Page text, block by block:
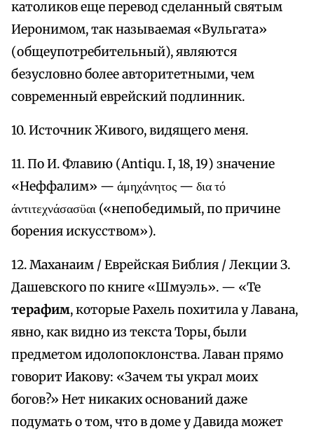
католиков еще перевод сделанный святым
Иеронимом, так называемая «Вульгата»
(общеупотребительный), являются
безусловно более авторитетными, чем
современный еврейский подлинник.
10. Источник Живого, видящего меня.
11. По И. Флавию (Antiqu. I, 18, 19) значение
«Неффалим» — άμηχάνητος — δια τό
άντιτεχνάσασϋαι («непобедимый, по причине
борения искусством»).
12. Маханаим / Еврейская Библия / Лекции З.
Дашевского по книге «Шмуэль». — «Те
терафим, которые Рахель похитила у Лавана,
явно, как видно из текста Торы, были
предметом идолопоклонства. Лаван прямо
говорит Иакову: «Зачем ты украл моих
богов?» Нет никаких оснований даже
подумать о том, что в доме у Давида может